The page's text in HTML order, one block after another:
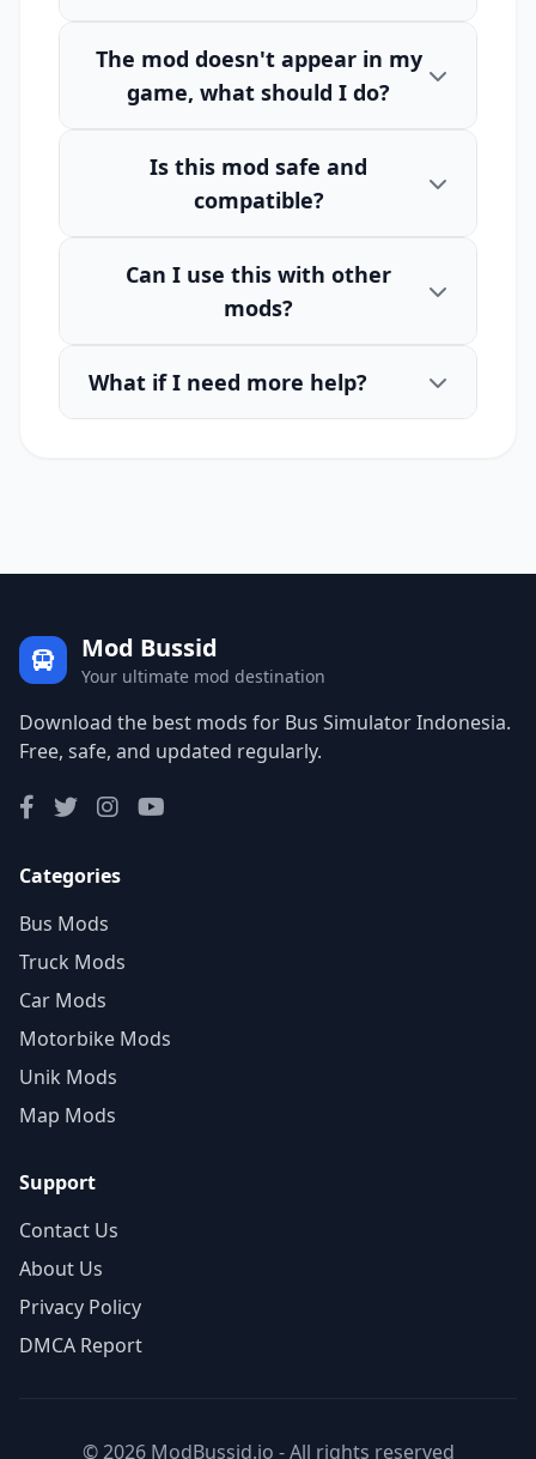
The mod doesn't appear in my
game, what should I do?
Is this mod safe and
compatible?
Can I use this with other
mods?
What if I need more help?
Mod Bussid
Your ultimate mod destination
Download the best mods for Bus Simulator Indonesia.
Free, safe, and updated regularly.
Categories
Bus Mods
Truck Mods
Car Mods
Motorbike Mods
Unik Mods
Map Mods
Support
Contact Us
About Us
Privacy Policy
DMCA Report
© 2026 ModBussid.io - All rights reserved